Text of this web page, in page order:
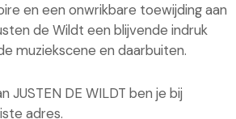
en een onwrikbare toewijding aan
de Wildt een blijvende indruk
muziekscene en daarbuiten.
JUSTEN DE WILDT ben je bij
adres.